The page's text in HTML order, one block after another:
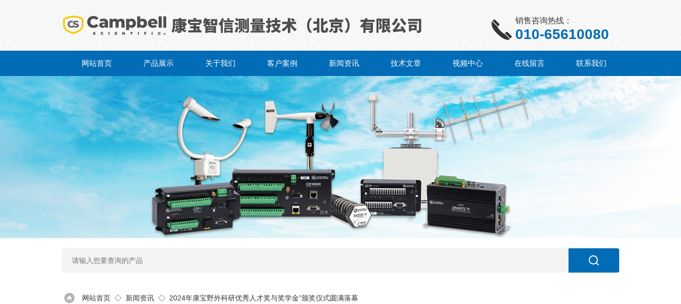
销售咨询热线：
010-65610080
网站首页 产品展示 关于我们 客户案例 新闻资讯 技术文章 视频中心 在线留言 联系我们
网站首页 ◇ 新闻资讯 ◇ 2024年康宝野外科研优秀人才奖与奖学金”颁奖仪式圆满落幕